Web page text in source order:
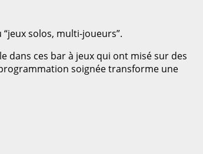
solos, multi-joueurs”.
dans ces bar à jeux qui ont misé sur des
soignée transforme une